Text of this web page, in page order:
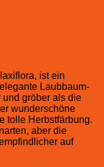
ist ein
Laubbaum-
und gröber als die
wunderschöne
tolle Herbstfärbung.
aber die
auf